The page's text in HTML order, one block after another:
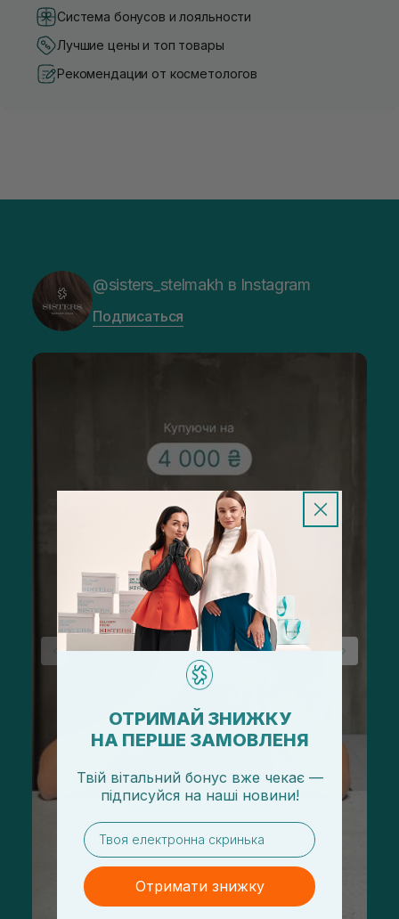
Система бонусов и лояльности
Лучшие цены и топ товары
Рекомендации от косметологов
@sisters_stelmakh в Instagram
Подписаться
ОТРИМАЙ ЗНИЖКУ
НА ПЕРШЕ ЗАМОВЛЕНЯ
Твій вітальний бонус вже чекає —
підписуйся на наші новини!
email
Отримати знижку